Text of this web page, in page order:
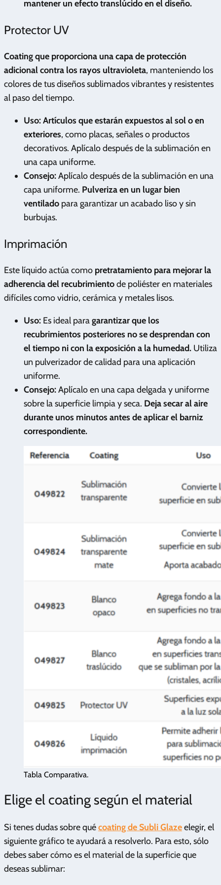
mantener un efecto translúcido en el diseño.
Protector UV
Coating que proporciona una capa de protección
adicional contra los rayos ultravioleta, manteniendo los
colores de tus diseños sublimados vibrantes y resistentes
al paso del tiempo.
Uso:Artículos que estarán expuestos al sol o en
exteriores, como placas, señales o productos
decorativos. Aplícalo después de la sublimación en
una capa uniforme.
Consejo:Aplícalo después de la sublimación en una
capa uniforme. Pulveriza en un lugar bien
ventilado para garantizar un acabado liso y sin
burbujas.
Imprimación
Este líquido actúa como pretratamiento para mejorar la
adherencia del recubrimientode poliéster en materiales
difíciles como vidrio, cerámica y metales lisos.
Uso: Es ideal paragarantizar que los
recubrimientos posteriores no se desprendan con
el tiempo ni con la exposición a la humedad. Utiliza
un pulverizador de calidad para una aplicación
uniforme.
Consejo:Aplícalo en una capa delgada y uniforme
sobre la superficie limpia y seca. Deja secar al aire
durante unos minutos antes de aplicar el barniz
correspondiente.
Tabla Comparativa.
Elige el coating según el material
Si tenes dudas sobre quécoating de Subli Glazeelegir, el
siguiente gráfico te ayudará a resolverlo. Para esto, sólo
debes saber cómo es el material de la superficie que
deseas sublimar: